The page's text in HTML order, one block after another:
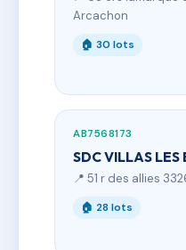
Arcachon
🏠 30 lots
AB7568173
SDC VILLAS LES
📍 51 r des allies
🏠 28 lots